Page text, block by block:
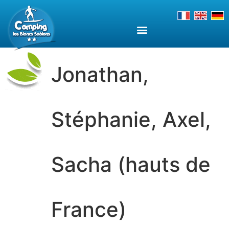
Jonathan,
Stéphanie, Axel,
Sacha (hauts de
France)